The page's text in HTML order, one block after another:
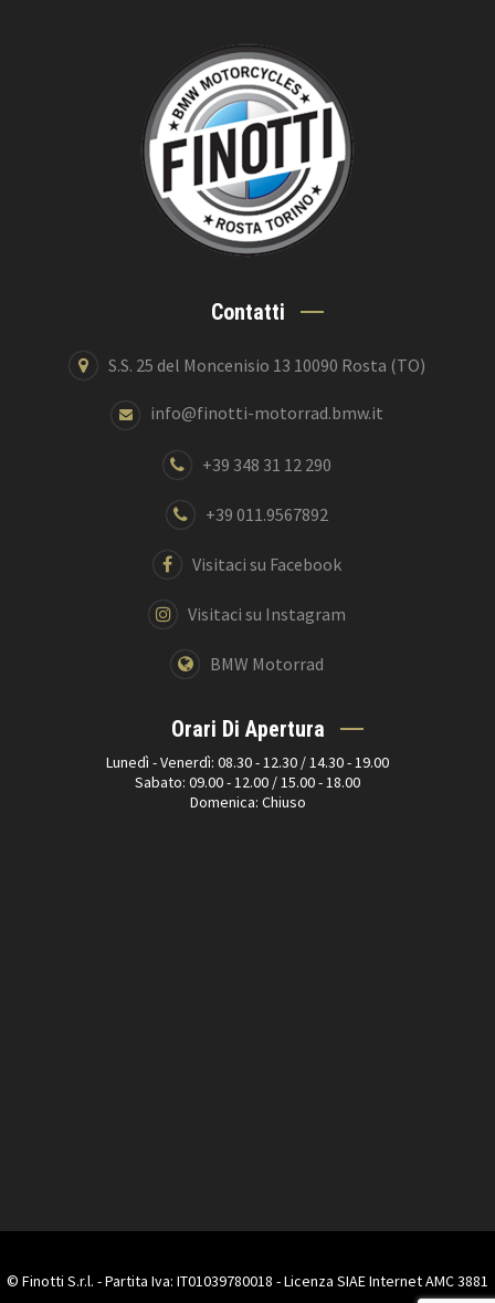
Contatti
S.S. 25 del Moncenisio 13 10090 Rosta (TO)
info@finotti-motorrad.bmw.it
+39 348 31 12 290
+39 011.9567892
Visitaci su Facebook
Visitaci su Instagram
BMW Motorrad
Orari Di Apertura
Lunedì - Venerdì: 08.30 - 12.30 / 14.30 - 19.00
Sabato: 09.00 - 12.00 / 15.00 - 18.00
Domenica: Chiuso
© Finotti S.r.l. - Partita Iva: IT01039780018 - Licenza SIAE Internet AMC 3881